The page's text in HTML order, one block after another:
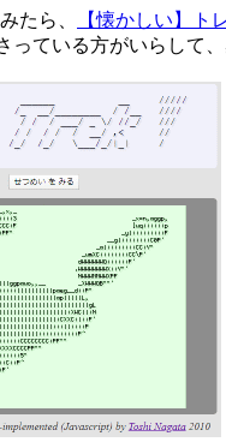
たら、 【懐かしい】ト
っている方がいらして、